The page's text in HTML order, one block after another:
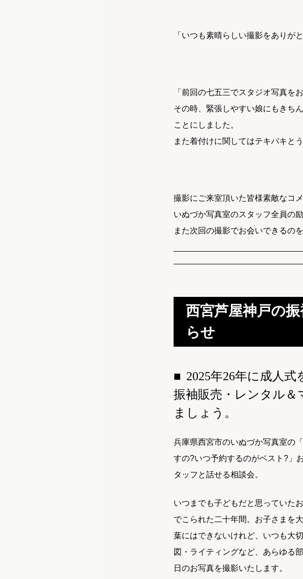
「いつも素晴らしい撮影をありが
「前回の七五三でスタジオ写真を
その時、緊張しやすい娘にもきち
ことにしました。
また着付けに関してはテキパキと
撮影にご来室頂いた皆様素敵なコ
いぬづか写真室のスタッフ全員の
また次回の撮影でお会いできるの
西宮芦屋神戸の
らせ
2025年26年に成人
振袖販売・レンタル＆
ましょう。
兵庫県西宮市のいぬづか写真室の
すの?いつ予約するのがベスト?」
タッフと話せる相談会。
いつまでも子どもだと思っていた
でこられた二十年間。お子さまを
葉にはできないけれど、いつも大
図・ライティングなど、あらゆる
日のお写真を撮影いたします。